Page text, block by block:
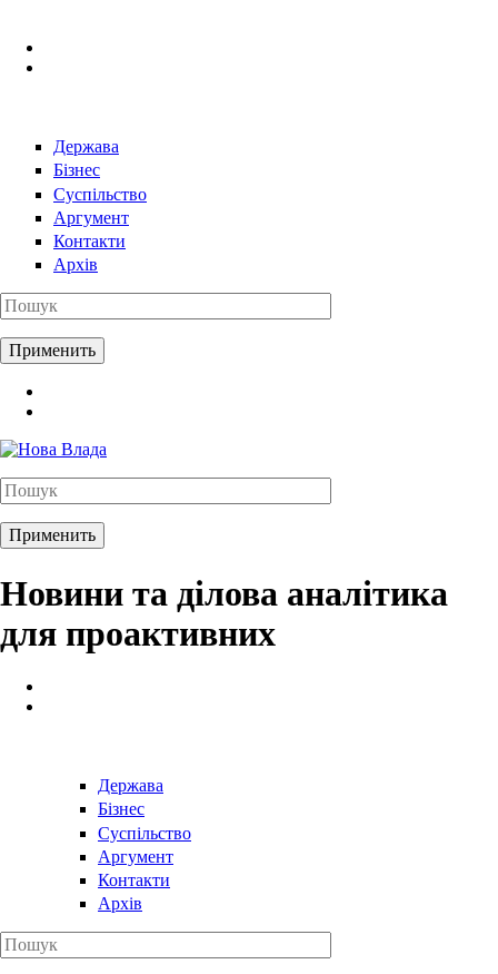
Держава
Бізнес
Суспільство
Аргумент
Контакти
Архів
Новини та ділова аналітика
для проактивних
Держава
Бізнес
Суспільство
Аргумент
Контакти
Архів